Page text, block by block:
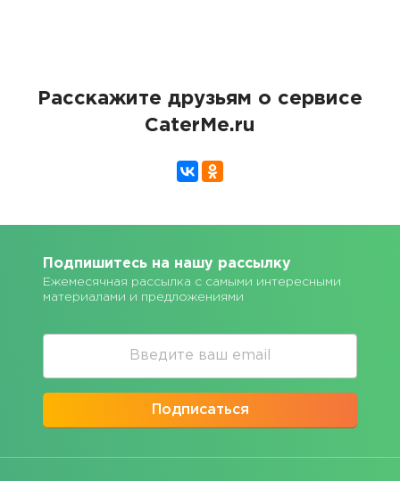
Расскажите друзьям о сервисе
CaterMe.ru
Подпишитесь на нашу рассылку
Ежемесячная рассылка с самыми интересными
материалами и предложениями
Подписаться